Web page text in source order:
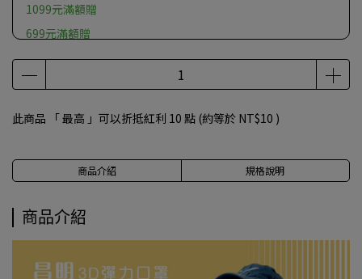
1099元滿額贈
699元滿額贈
此商品 「 最高 」可以折抵紅利 10 點 (約等於 NT$10 )
商品介紹 規格說明
商品介紹